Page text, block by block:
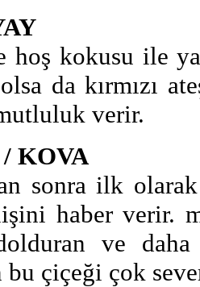
hoş kokusu ile
da kırmızı
verir.
KOVA
sonra ilk
haber verir.
ve daha
çiçeği çok